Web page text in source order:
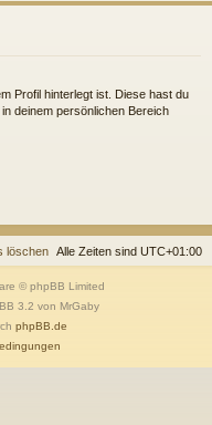
u
Profil hinterlegt ist. Diese hast du
deinem persönlichen Bereich
Alle Zeiten sind UTC+01:00
löschen
© phpBB Limited
3.2 von MrGaby
phpBB.de